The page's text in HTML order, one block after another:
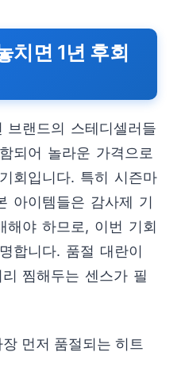
치면 1년 후회
브랜드의 스테디셀러들
되어 놀라운 가격으로
회입니다. 특히 시즌마
아이템들은 감사제 기
해야 하므로, 이번 기회
합니다. 품절 대란이
찜해두는 센스가 필
먼저 품절되는 히트